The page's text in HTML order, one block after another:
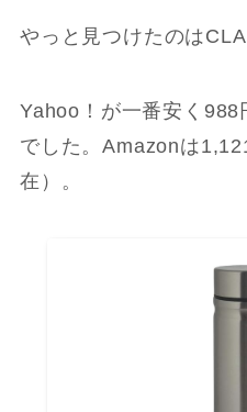
やっと見つけたのは
Yahoo！が一番安く988
でした。Amazonは
在）。